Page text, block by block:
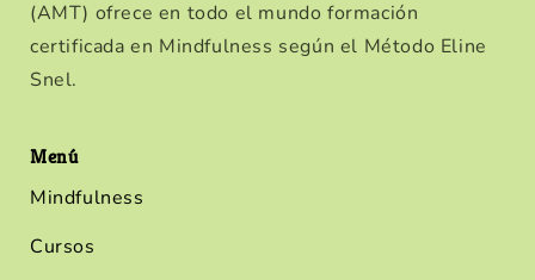
(AMT) ofrece en todo el mundo formación
certificada en Mindfulness según el Método Eline
Snel.
Menú
Mindfulness
Cursos